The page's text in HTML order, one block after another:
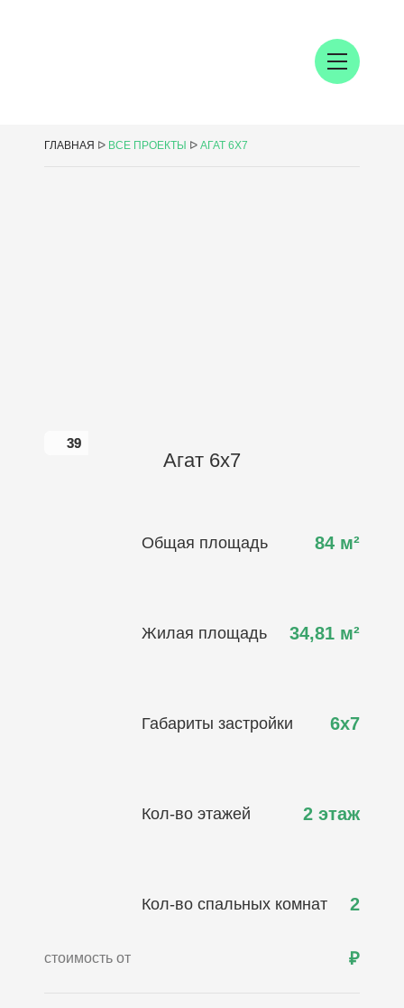
ГЛАВНАЯ ᐅ ВСЕ ПРОЕКТЫ ᐅ АГАТ 6Х7
39
39
Агат 6х7
Общая площадь 84 м²
Жилая площадь 34,81 м²
Габариты застройки 6х7
Кол-во этажей 2 этаж
Кол-во спальных комнат 2
стоимость от ₽